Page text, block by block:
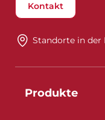
Kontakt
Standorte in der
Produkte